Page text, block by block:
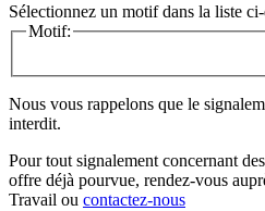
Sélectionnez un motif dans la liste ci-
Motif:
Nous vous rappelons que le
interdit.
Pour tout signalement concernant des
offre déjà pourvue, rendez-vous
Travail ou contactez-nous